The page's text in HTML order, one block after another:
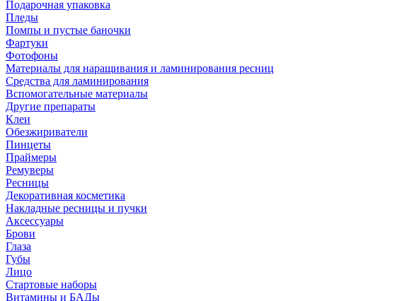
Подарочная упаковка
Пледы
Помпы и пустые баночки
Фартуки
Фотофоны
Материалы для наращивания и ламинирования ресниц
Средства для ламинирования
Вспомогательные материалы
Другие препараты
Клеи
Обезжириватели
Пинцеты
Праймеры
Ремуверы
Ресницы
Декоративная косметика
Накладные ресницы и пучки
Аксессуары
Брови
Глаза
Губы
Лицо
Стартовые наборы
Витамины и БАДы